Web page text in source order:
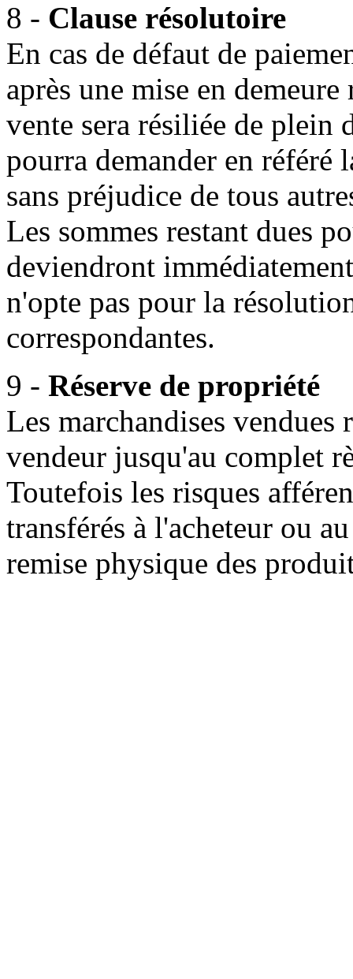
8 - Clause résolutoire
En cas de défaut de
après une mise en
vente sera résiliée de plein
pourra demander en référé
sans préjudice de tous
Les sommes restant dues
deviendront
n'opte pas pour la
correspondantes.
9 - Réserve de propriété
Les marchandises vendues
vendeur jusqu'au complet
Toutefois les risques
transférés à l'acheteur ou
remise physique des